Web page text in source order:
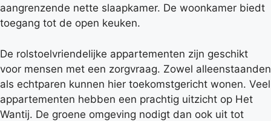
aangrenzende nette slaapkamer. De woonkamer biedt
toegang tot de open keuken.
De rolstoelvriendelijke appartementen zijn geschikt
voor mensen met een zorgvraag. Zowel alleenstaanden
als echtparen kunnen hier toekomstgericht wonen. Veel
appartementen hebben een prachtig uitzicht op Het
Wantij. De groene omgeving nodigt dan ook uit tot